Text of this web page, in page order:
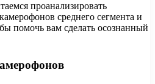
проанализировать
среднего сегмента и
помочь вам сделать осознанный